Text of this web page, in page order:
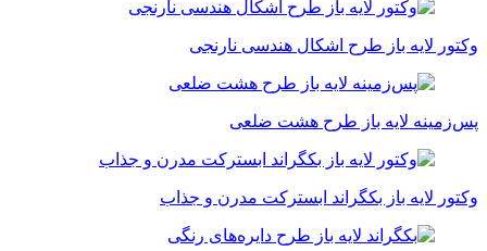
وکتور لایه باز طرح اشکال هندسی نارنجی
پس‌زمینه لایه باز طرح هشت ضلعی
وکتور لایه باز بکگراند ابسترکت مدرن و جذاب